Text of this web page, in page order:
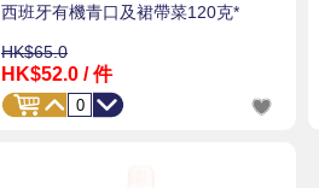
西班牙有機青口及裙帶菜120克*
HK$65.0
HK$52.0 / 件